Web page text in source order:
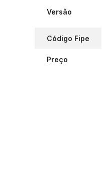
Versão
Código Fipe
Preço